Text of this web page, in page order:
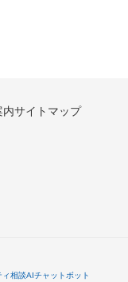
内サイトマップ
ィ相談AIチャットボット